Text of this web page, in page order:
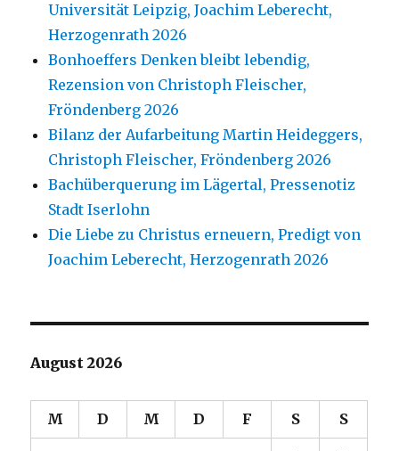
Universität Leipzig, Joachim Leberecht,
Herzogenrath 2026
Bonhoeffers Denken bleibt lebendig,
Rezension von Christoph Fleischer,
Fröndenberg 2026
Bilanz der Aufarbeitung Martin Heideggers,
Christoph Fleischer, Fröndenberg 2026
Bachüberquerung im Lägertal, Pressenotiz
Stadt Iserlohn
Die Liebe zu Christus erneuern, Predigt von
Joachim Leberecht, Herzogenrath 2026
August 2026
M D M D F S S